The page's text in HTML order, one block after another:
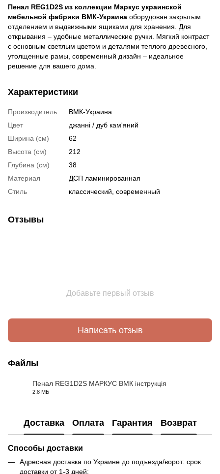
Пенал REG1D2S из коллекции Маркус украинской
мебельной фабрики ВМК-Украина оборудован закрытым
отделением и выдвижными ящиками для хранения. Для
открывания – удобные металлические ручки. Мягкий контраст
с основным светлым цветом и деталями теплого древесного,
утолщенные рамы, современный дизайн – идеальное
решение для вашего дома.
Характеристики
Производитель
ВМК-Украина
Цвет
джанні / дуб кам'яний
Ширина (см)
62
Высота (см)
212
Глубина (см)
38
Материал
ДСП ламинированная
Стиль
классический, современный
Отзывы
Добавьте первый отзыв
Написать отзыв
Файлы
Пенал REG1D2S МАРКУС ВМК інструкція
2.8 МБ
Доставка Оплата Гарантия Возврат
Способы доставки
Адресная доставка по Украине до подъезда/ворот: срок
доставки от 1-3 дней;